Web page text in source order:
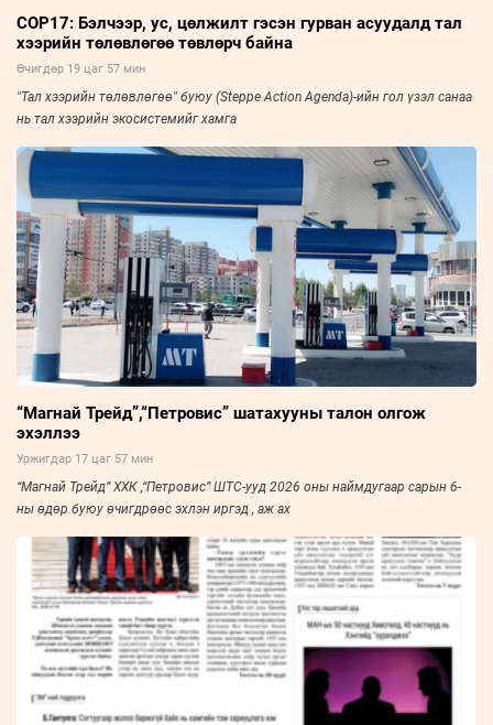
COP17: Бэлчээр, ус, цөлжилт гэсэн гурван асуудалд тал
хээрийн төлөвлөгөө төвлөрч байна
Өчигдөр 19 цаг 57 мин
"Тал хээрийн төлөвлөгөө" буюу (Steppe Action Agenda)-ийн гол үзэл санаа
нь тал хээрийн экосистемийг хамга
“Магнай Трейд”,“Петровис” шатахууны талон олгож
эхэллээ
Уржигдар 17 цаг 57 мин
“Магнай Трейд” ХХК ,“Петровис” ШТС-ууд 2026 оны наймдугаар сарын 6-
ны өдөр буюу өчигдрөөс эхлэн иргэд , аж ах